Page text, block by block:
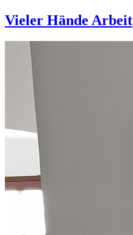
Vieler Hände Arbeit